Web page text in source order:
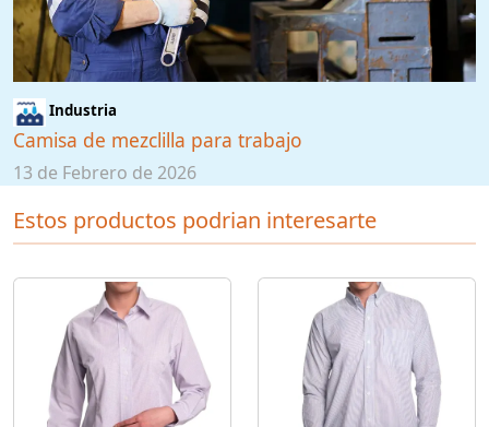
Industria
Camisa de mezclilla para trabajo
13 de Febrero de 2026
Estos productos podrian interesarte